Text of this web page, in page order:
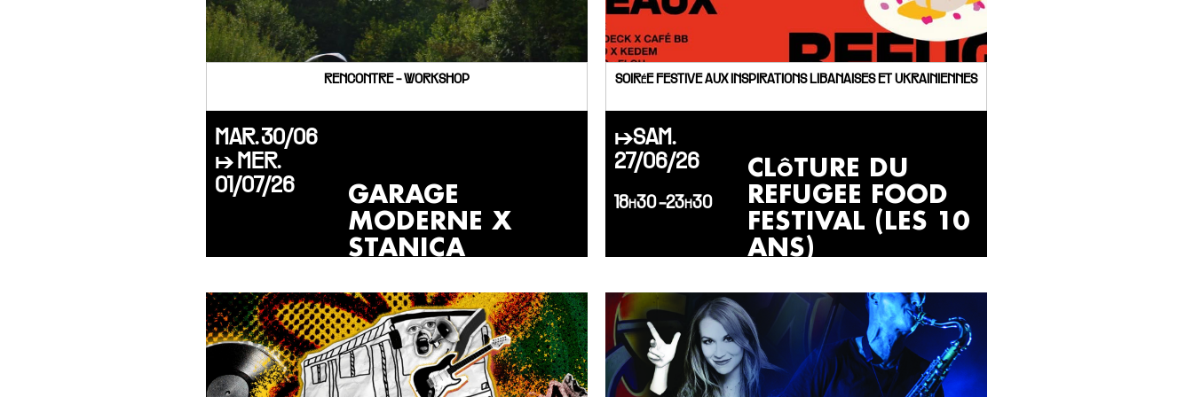
RENCONTRE - WORKSHOP
GARAGE
MODERNE X
STANICA
MAR. 30/06
↦ MER.
01/07/26
SOIRéE FESTIVE AUX INSPIRATIONS LIBANAISES ET UKRAINIENNES
CLôTURE DU
REFUGEE FOOD
FESTIVAL (LES 10
ANS)
↦SAM.
27/06/26
18h30 -23h30